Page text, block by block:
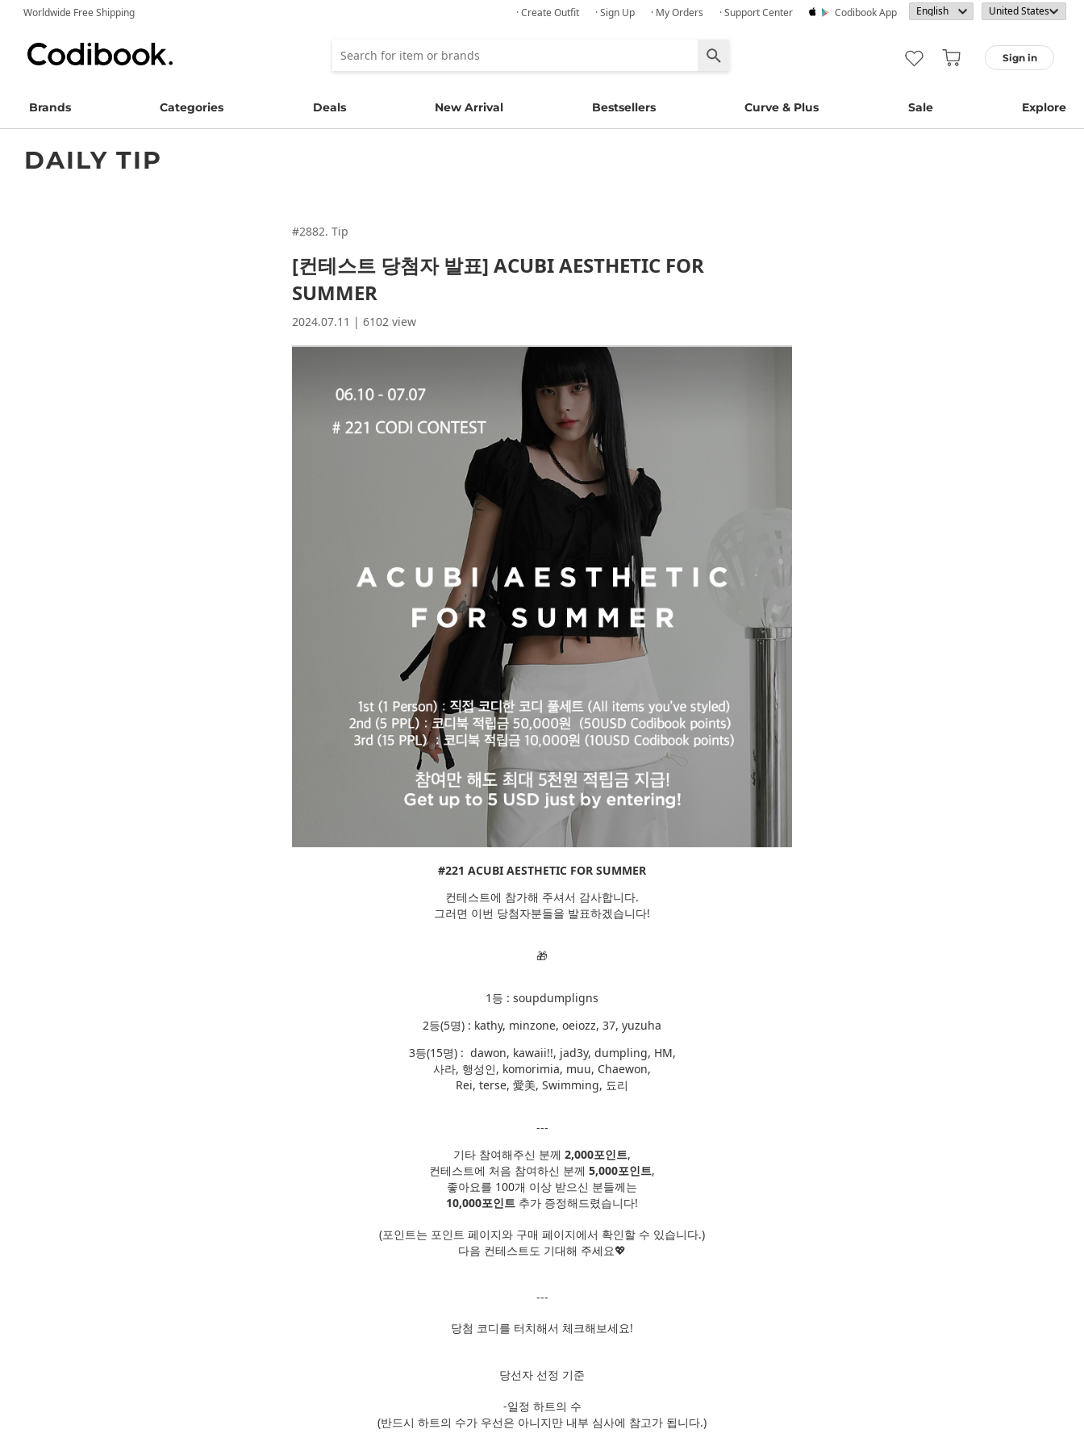
Worldwide Free Shipping · Create Outfit · Sign Up · My Orders · Support Center Codibook App
Sign in
Brands Categories Deals New Arrival Bestsellers Curve & Plus Sale Explore
DAILY TIP
#2882. Tip
[컨테스트 당첨자 발표] ACUBI AESTHETIC FOR
SUMMER
2024.07.11 | 6102 view
#221 ACUBI AESTHETIC FOR SUMMER
컨테스트에 참가해 주셔서 감사합니다.
그러면 이번 당첨자분들을 발표하겠습니다!
🎁
1등 : soupdumpligns
2등(5명) : kathy, minzone, oeiozz, 37, yuzuha
3등(15명) : dawon, kawaii!!, jad3y, dumpling, HM,
사라, 행성인, komorimia, muu, Chaewon,
Rei, terse, 愛美, Swimming, 됴리
---
기타 참여해주신 분께 2,000포인트,
컨테스트에 처음 참여하신 분께 5,000포인트,
좋아요를 100개 이상 받으신 분들께는
10,000포인트 추가 증정해드렸습니다!
(포인트는 포인트 페이지와 구매 페이지에서 확인할 수 있습니다.)
다음 컨테스트도 기대해 주세요💖
---
당첨 코디를 터치해서 체크해보세요!
당선자 선정 기준
-일정 하트의 수
(반드시 하트의 수가 우선은 아니지만 내부 심사에 참고가 됩니다.)